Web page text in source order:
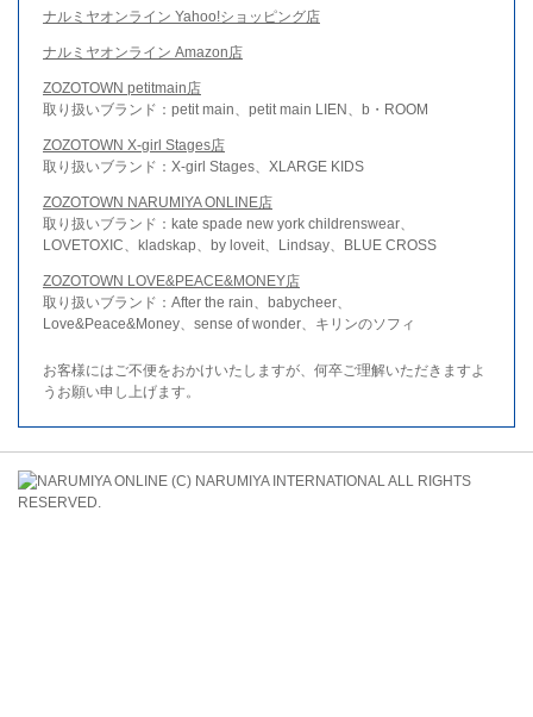
ナルミヤオンライン Yahoo!ショッピング店
ナルミヤオンライン Amazon店
ZOZOTOWN petitmain店
取り扱いブランド：petit main、petit main LIEN、b・ROOM
ZOZOTOWN X-girl Stages店
取り扱いブランド：X-girl Stages、XLARGE KIDS
ZOZOTOWN NARUMIYA ONLINE店
取り扱いブランド：kate spade new york childrenswear、
LOVETOXIC、kladskap、by loveit、Lindsay、BLUE CROSS
ZOZOTOWN LOVE&PEACE&MONEY店
取り扱いブランド：After the rain、babycheer、
Love&Peace&Money、sense of wonder、キリンのソフィ
お客様にはご不便をおかけいたしますが、何卒ご理解いただきますよ
うお願い申し上げます。